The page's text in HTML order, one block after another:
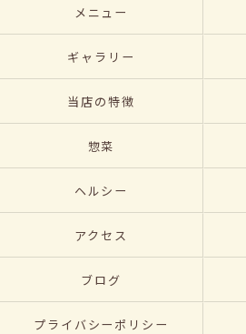
メニュー
ギャラリー
当店の特徴
惣菜
ヘルシー
アクセス
ブログ
プライバシーポリシー